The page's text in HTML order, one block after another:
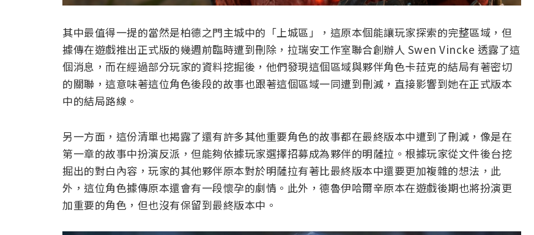
其中最值得一提的當然是柏德之門主城中的「上城區」，這原本個能讓玩家探索的完整區域，但
據傳在遊戲推出正式版的幾週前臨時遭到刪除，拉瑞安工作室聯合創辦人 Swen Vincke 透露了這
個消息，而在經過部分玩家的資料挖掘後，他們發現這個區域與夥伴角色卡菈克的結局有著密切
的關聯，這意味著這位角色後段的故事也跟著這個區域一同遭到刪減，直接影響到她在正式版本
中的結局路線。
另一方面，這份清單也揭露了還有許多其他重要角色的故事都在最終版本中遭到了刪減，像是在
第一章的故事中扮演反派，但能夠依據玩家選擇招募成為夥伴的明薩拉。根據玩家從文件後台挖
掘出的對白內容，玩家的其他夥伴原本對於明薩拉有著比最終版本中還要更加複雜的想法，此
外，這位角色據傳原本還會有一段懷孕的劇情。此外，德魯伊哈爾辛原本在遊戲後期也將扮演更
加重要的角色，但也沒有保留到最終版本中。